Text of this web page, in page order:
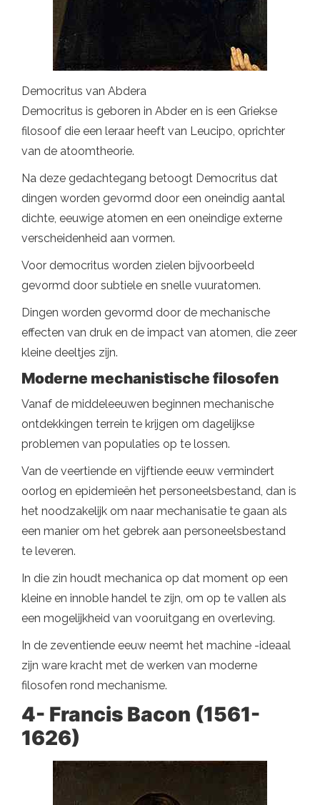
Democritus van Abdera
Democritus is geboren in Abder en is een Griekse
filosoof die een leraar heeft van Leucipo, oprichter
van de atoomtheorie.
Na deze gedachtegang betoogt Democritus dat
dingen worden gevormd door een oneindig aantal
dichte, eeuwige atomen en een oneindige externe
verscheidenheid aan vormen.
Voor democritus worden zielen bijvoorbeeld
gevormd door subtiele en snelle vuuratomen.
Dingen worden gevormd door de mechanische
effecten van druk en de impact van atomen, die zeer
kleine deeltjes zijn.
Moderne mechanistische filosofen
Vanaf de middeleeuwen beginnen mechanische
ontdekkingen terrein te krijgen om dagelijkse
problemen van populaties op te lossen.
Van de veertiende en vijftiende eeuw vermindert
oorlog en epidemieën het personeelsbestand, dan is
het noodzakelijk om naar mechanisatie te gaan als
een manier om het gebrek aan personeelsbestand
te leveren.
In die zin houdt mechanica op dat moment op een
kleine en innoble handel te zijn, om op te vallen als
een mogelijkheid van vooruitgang en overleving.
In de zeventiende eeuw neemt het machine -ideaal
zijn ware kracht met de werken van moderne
filosofen rond mechanisme.
4- Francis Bacon (1561-
1626)